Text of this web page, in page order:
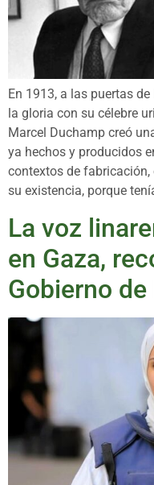
En 1913, a las puertas
la gloria con su célebre
Marcel Duchamp creó
ya hechos y producidos
contextos de
su existencia, porque
La voz
en Gaza,
Gobierno de